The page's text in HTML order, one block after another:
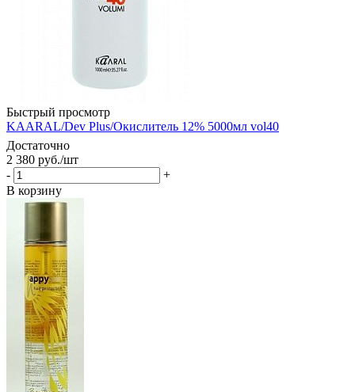
Быстрый просмотр
KAARAL/Dev Plus/Окислитель 12% 5000мл vol40
Достаточно
2 380 руб./шт
-
+
В корзину